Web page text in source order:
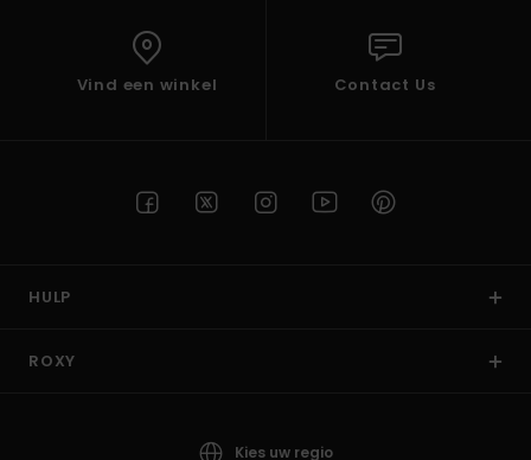
Vind een winkel Contact Us
HULP
ROXY
Kies uw regio